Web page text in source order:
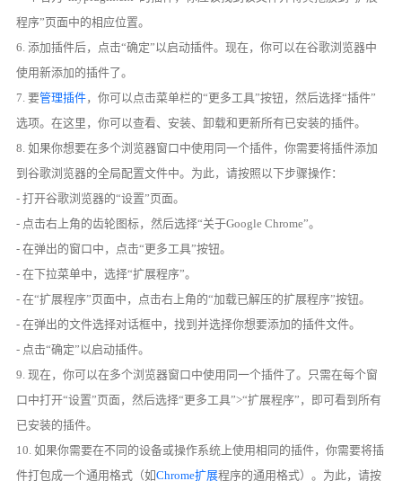
程序”页面中的相应位置。
6. 添加插件后，点击“确定”以启动插件。现在，你可以在谷歌浏览器中
使用新添加的插件了。
7. 要管理插件，你可以点击菜单栏的“更多工具”按钮，然后选择“插件”
选项。在这里，你可以查看、安装、卸载和更新所有已安装的插件。
8. 如果你想要在多个浏览器窗口中使用同一个插件，你需要将插件添加
到谷歌浏览器的全局配置文件中。为此，请按照以下步骤操作：
- 打开谷歌浏览器的“设置”页面。
- 点击右上角的齿轮图标，然后选择“关于Google Chrome”。
- 在弹出的窗口中，点击“更多工具”按钮。
- 在下拉菜单中，选择“扩展程序”。
- 在“扩展程序”页面中，点击右上角的“加载已解压的扩展程序”按钮。
- 在弹出的文件选择对话框中，找到并选择你想要添加的插件文件。
- 点击“确定”以启动插件。
9. 现在，你可以在多个浏览器窗口中使用同一个插件了。只需在每个窗
口中打开“设置”页面，然后选择“更多工具”>“扩展程序”，即可看到所有
已安装的插件。
10. 如果你需要在不同的设备或操作系统上使用相同的插件，你需要将插
件打包成一个通用格式（如Chrome扩展程序的通用格式）。为此，请按